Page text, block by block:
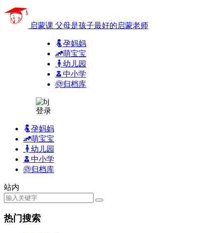
启蒙课 父母是孩子最好的启蒙老师
孕妈妈
萌宝宝
幼儿园
中小学
归档库
登录
孕妈妈
萌宝宝
幼儿园
中小学
归档库
站内
热门搜索